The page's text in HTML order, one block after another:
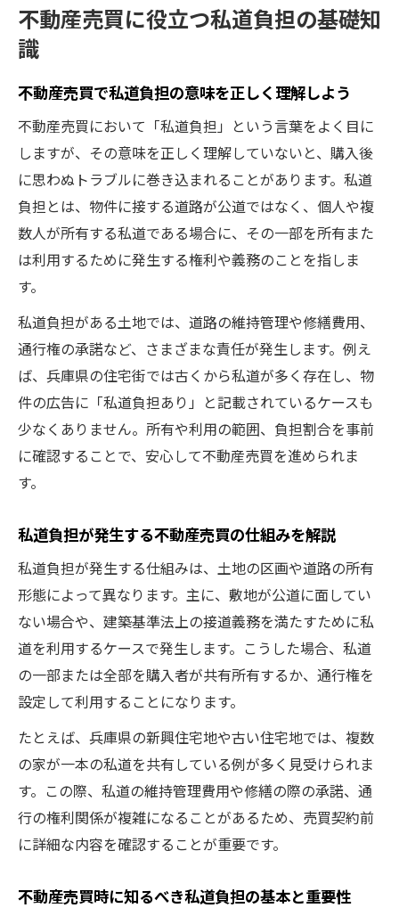
私道負担が不動産売買に与えるリスクを把
び方
私道負担の実態と不動産売買時の注意点
不動産売買の現場で私道負担が問題になる
不動産売買で注意したい私道負担の確認項
目
不動産売買時に起こりやすい私道負担のト
ラブル
私道負担が不動産売買価格に与える見えな
い影響
安心のために私道負担を徹底確認しよう
私道負担を徹底的に調べる不動産売買のポ
イント
不動産売買時に私道負担の証明書を確認す
る方法
私道負担の有無が不動産売買契約に与える
影響
不動産売買で失敗しない私道負担のチェッ
ク法
私道負担が土地の売買に与える影響とは
不動産売買で土地購入時に私道負担を考え
る理由
私道負担が土地売買の資産価値に与える影
不動産売買に役立つ私道負担の基礎知
識
不動産売買で私道負担の意味を正しく理解しよう
不動産売買において「私道負担」という言葉をよく目に
しますが、その意味を正しく理解していないと、購入後
に思わぬトラブルに巻き込まれることがあります。私道
負担とは、物件に接する道路が公道ではなく、個人や複
数人が所有する私道である場合に、その一部を所有また
は利用するために発生する権利や義務のことを指しま
す。
私道負担がある土地では、道路の維持管理や修繕費用、
通行権の承諾など、さまざまな責任が発生します。例え
ば、兵庫県の住宅街では古くから私道が多く存在し、物
件の広告に「私道負担あり」と記載されているケースも
少なくありません。所有や利用の範囲、負担割合を事前
に確認することで、安心して不動産売買を進められま
す。
私道負担が発生する不動産売買の仕組みを解説
私道負担が発生する仕組みは、土地の区画や道路の所有
形態によって異なります。主に、敷地が公道に面してい
ない場合や、建築基準法上の接道義務を満たすために私
道を利用するケースで発生します。こうした場合、私道
の一部または全部を購入者が共有所有するか、通行権を
設定して利用することになります。
たとえば、兵庫県の新興住宅地や古い住宅地では、複数
の家が一本の私道を共有している例が多く見受けられま
す。この際、私道の維持管理費用や修繕の際の承諾、通
行の権利関係が複雑になることがあるため、売買契約前
に詳細な内容を確認することが重要です。
不動産売買時に知るべき私道負担の基本と重要性